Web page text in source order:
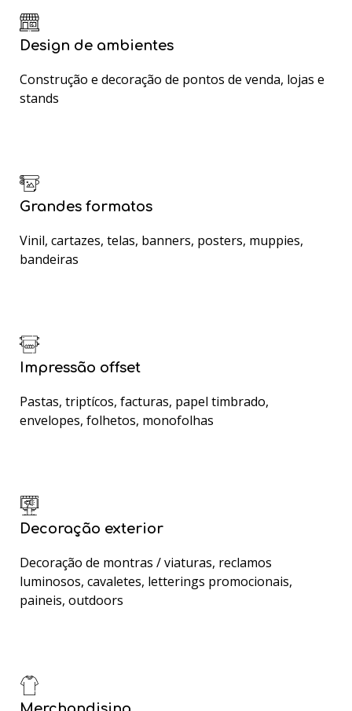
Design de ambientes
Construção e decoração de pontos de venda, lojas e
stands
Grandes formatos
Vinil, cartazes, telas, banners, posters, muppies,
bandeiras
Impressão offset
Pastas, triptícos, facturas, papel timbrado,
envelopes, folhetos, monofolhas
Decoração exterior
Decoração de montras / viaturas, reclamos
luminosos, cavaletes, letterings promocionais,
paineis, outdoors